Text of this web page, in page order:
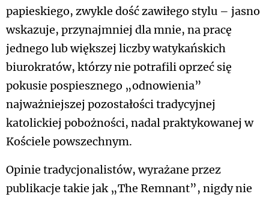
papieskiego, zwykle dość zawiłego stylu – jasno
wskazuje, przynajmniej dla mnie, na pracę
jednego lub większej liczby watykańskich
biurokratów, którzy nie potrafili oprzeć się
pokusie pospiesznego „odnowienia”
najważniejszej pozostałości tradycyjnej
katolickiej pobożności, nadal praktykowanej w
Kościele powszechnym.
Opinie tradycjonalistów, wyrażane przez
publikacje takie jak „The Remnant”, nigdy nie